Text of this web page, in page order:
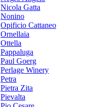
Nicola Gatta
Nonino
Opificio Cattaneo
Ornellaia
Ottella
Pappaluga
Paul Goerg
Perlage Winery
Petra
Pietra Zita
Pievalta